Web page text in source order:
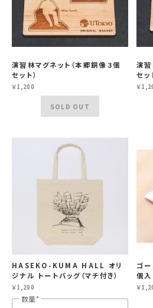
演習林マグネット（本郷銅像３個
セット）
￥1,200
SOLD OUT
演習
セッ
￥
HASEKO-KUMA HALL オリ
ジナル トートバッグ（マチ付き）
￥1,200
数量
ゴ
個入
￥